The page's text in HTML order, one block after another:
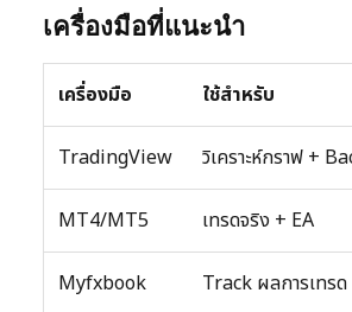
เครื่องมือที่แนะนำ
เครื่องมือ ใช้สำหรับ
TradingView วิเคราะห์กราฟ +
MT4/MT5 เทรดจริง + EA
Myfxbook Track ผลการเทรด